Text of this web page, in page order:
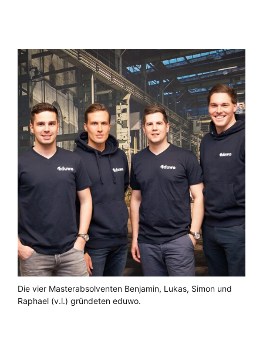
Die vier Masterabsolventen Benjamin, Lukas, Simon und
Raphael (v.l.) gründeten eduwo.